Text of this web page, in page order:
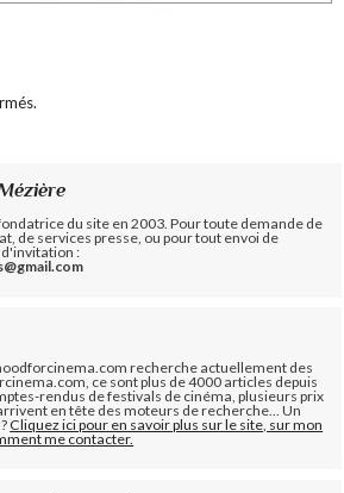
fondatrice du site en 2003. Pour toute demande de
de services presse, ou pour tout envoi de
:
recherche actuellement des
ce sont plus de 4000 articles depuis
rendus de festivals de cinéma, plusieurs prix
en tête des moteurs de recherche... Un
Cliquez ici pour en savoir plus sur le site, sur mon
me contacter.